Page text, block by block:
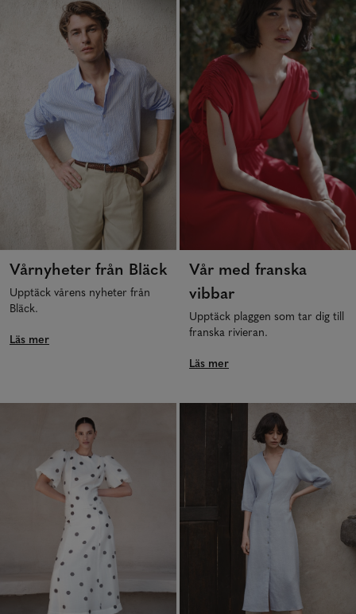
Vårnyheter från Bläck
Upptäck vårens nyheter från
Bläck.
Läs mer
Vår med franska
vibbar
Upptäck plaggen som tar dig till
franska rivieran.
Läs mer